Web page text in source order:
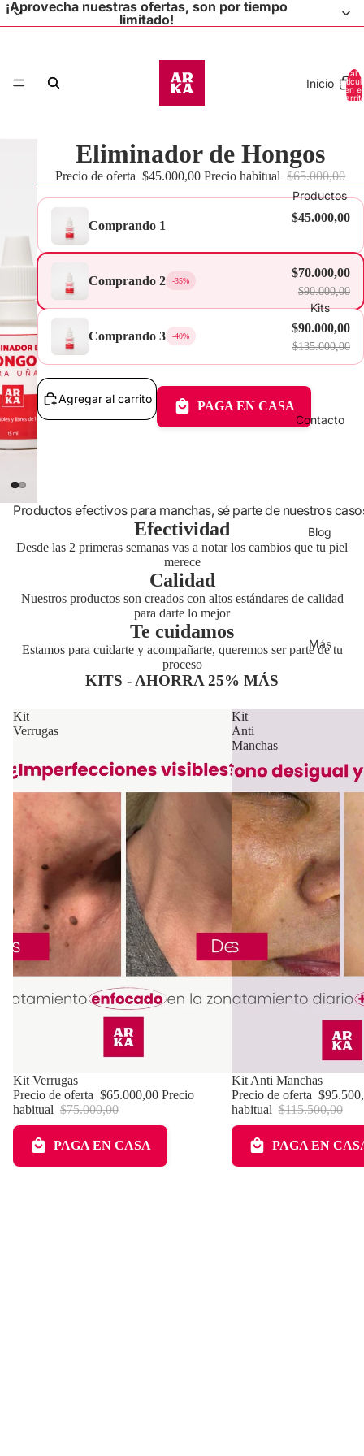
¡Aprovecha nuestras ofertas, son por tiempo
limitado!
Inicio
Productos
Kits
Contacto
Blog
Más
Total
en el
Eliminador de Hongos
Precio de oferta $45.000,00 Precio habitual $65.000,00
Comprando 1
$45.000,00
Comprando 2 -35%
$70.000,00
$90.000,00
Comprando 3 -40%
$90.000,00
$135.000,00
Agregar al carrito PAGA EN CASA
Productos efectivos para manchas, sé parte de nuestros
Efectividad
Desde las 2 primeras semanas vas a notar los cambios que tu piel
merece
Calidad
Nuestros productos son creados con altos estándares de calidad
para darte lo mejor
Te cuidamos
Estamos para cuidarte y acompañarte, queremos ser parte de tu
proceso
KITS - AHORRA 25% MÁS
Kit
Verrugas
Oferta
Kit Verrugas
Precio de oferta $65.000,00 Precio
habitual $75.000,00
PAGA EN CASA
Kit
Anti
Manchas
Oferta
Kit Anti Manchas
Precio de oferta
habitual $115.500,00
PAGA EN